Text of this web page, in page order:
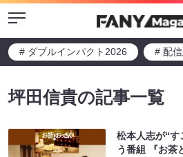
Menu
# ダブルインパクト2026 # 配
坪田信貴の記事一覧
松本人志が“す
う番組 『お茶